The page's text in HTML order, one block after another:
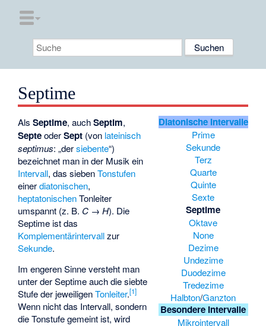
Septime
Diatonische Intervalle
Prime
Sekunde
Terz
Quarte
Quinte
Sexte
Septime
Oktave
None
Dezime
Undezime
Duodezime
Tredezime
Halbton/Ganzton
Besondere Intervalle
Mikrointervall
AlsSeptime, auchSeptim,
SepteoderSept (von lateinisch
septimus: „dersiebente“)
bezeichnet man in der Musik ein
Intervall, das siebenTonstufen
einerdiatonischen,
heptatonischenTonleiter
umspannt (z. B. C → H). Die
Septime ist das
Komplementärintervallzur
Sekunde.
Im engeren Sinne versteht man
unter der Septime auch die siebte
Stufe der jeweiligenTonleiter.[1]
Wenn nicht das Intervall, sondern
die Tonstufe gemeint ist, wird